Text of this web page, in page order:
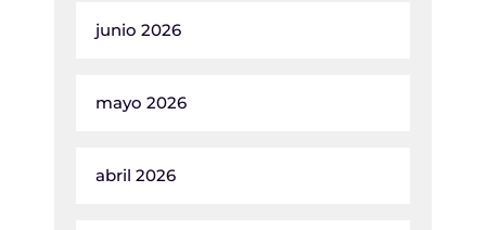
junio 2026
mayo 2026
abril 2026